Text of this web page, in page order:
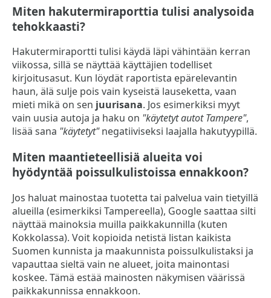
Miten hakutermiraporttia tulisi analysoida
tehokkaasti?
Hakutermiraportti tulisi käydä läpi vähintään kerran
viikossa, sillä se näyttää käyttäjien todelliset
kirjoitusasut. Kun löydät raportista epärelevantin
haun, älä sulje pois vain kyseistä lauseketta, vaan
mieti mikä on sen juurisana. Jos esimerkiksi myyt
vain uusia autoja ja haku on "käytetyt autot Tampere",
lisää sana "käytetyt"negatiiviseksi laajalla hakutyypillä.
Miten maantieteellisiä alueita voi
hyödyntää poissulkulistoissa ennakkoon?
Jos haluat mainostaa tuotetta tai palvelua vain tietyillä
alueilla (esimerkiksi Tampereella), Google saattaa silti
näyttää mainoksia muilla paikkakunnilla (kuten
Kokkolassa). Voit kopioida netistä listan kaikista
Suomen kunnista ja maakunnista poissulkulistaksi ja
vapauttaa sieltä vain ne alueet, joita mainontasi
koskee. Tämä estää mainosten näkymisen väärissä
paikkakunnissa ennakkoon.